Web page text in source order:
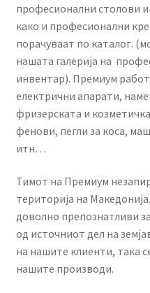
професионални столови
како и професионални
порачуваат по каталог.
нашата галерија на
инвентар). Премиум
електрични апарати,
фризерската и
фенови, пегли за коса,
итн…
Тимот на Премиум
територија на
доволно препознатливи
од источниот дел на
на нашите клиенти, така
нашите производи.